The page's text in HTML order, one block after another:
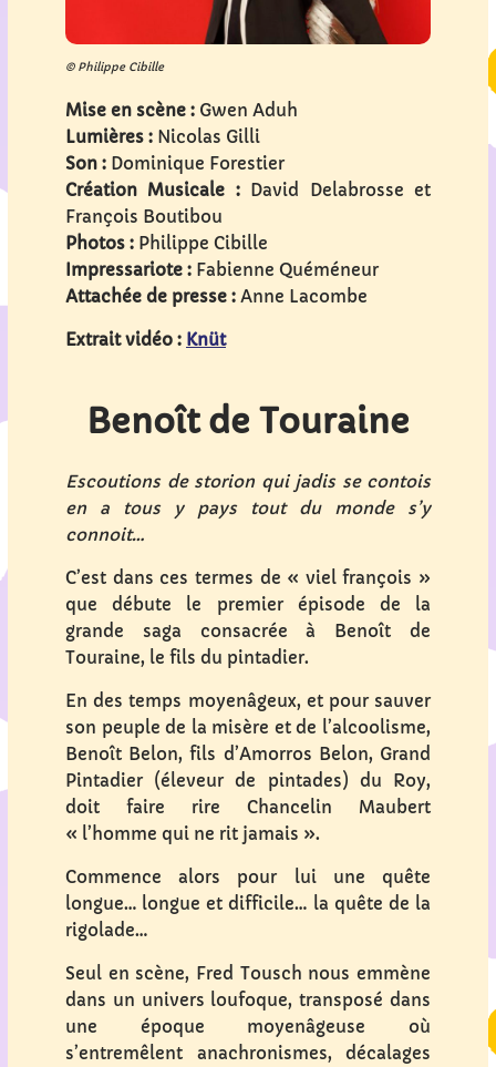
© Philippe Cibille
Mise en scène : Gwen Aduh
Lumières : Nicolas Gilli
Son : Dominique Forestier
Création Musicale :David Delabrosse et
François Boutibou
Photos : Philippe Cibille
Impressariote : Fabienne Quéméneur
Attachée de presse : Anne Lacombe
Extrait vidéo : Knüt
Benoît de Touraine
Escoutions de storion qui jadis se contois
en a tous y pays tout du monde s’y
connoit…
C’est dans ces termes de « viel françois »
que débute le premier épisode de la
grande saga consacrée à Benoît de
Touraine, le fils du pintadier.
En des temps moyenâgeux, et pour sauver
son peuple de la misère et de l’alcoolisme,
Benoît Belon, fils d’Amorros Belon, Grand
Pintadier (éleveur de pintades) du Roy,
doit faire rire Chancelin Maubert
« l’homme qui ne rit jamais ».
Commence alors pour lui une quête
longue… longue et difficile… la quête de la
rigolade…
Seul en scène, Fred Tousch nous emmène
dans un univers loufoque, transposé dans
une époque moyenâgeuse où
s’entremêlent anachronismes, décalages